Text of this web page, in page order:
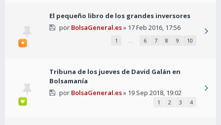
El pequeño libro de los grandes inversores
por BolsaGeneral.es» 17 Feb 2016, 17:56
1 … 6 7 8 9 10
Tribuna de los jueves de David Galán en
Bolsamanía
por BolsaGeneral.es» 19 Sep 2018, 19:02
1 2 3 4